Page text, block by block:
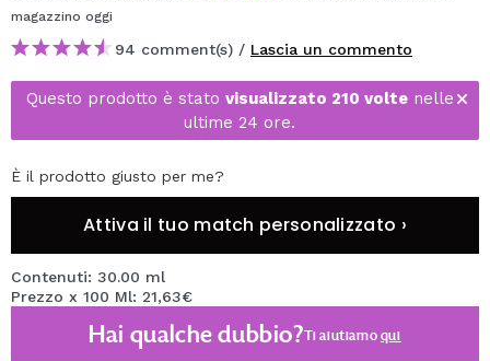
magazzino oggi
94 comment(s) / Lascia un commento
Questo prodotto è stato visualizzato 210 voltenelle
ultime 24 ore.
È il prodotto giusto per me?
Attiva il tuo match personalizzato ›
Contenuti: 30.00 ml
Prezzo x 100 Ml: 21,63€
Hai qualche dubbio?Ti aiutiamoqui